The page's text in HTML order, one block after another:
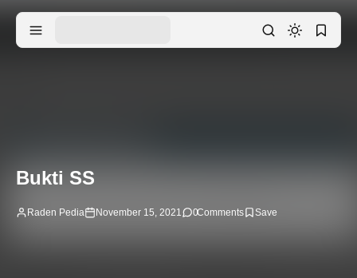
Bukti SS
Raden Pedia November 15, 2021 0Comments